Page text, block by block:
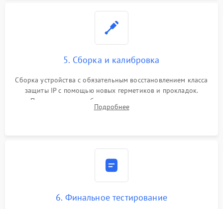
5. Сборка и калибровка
Сборка устройства с обязательным восстановлением класса
защиты IP с помощью новых герметиков и прокладок.
Программная калибровка матрицы по эталонному
абсолютно черному телу для точного измерения температур.
Подробнее
6. Финальное тестирование